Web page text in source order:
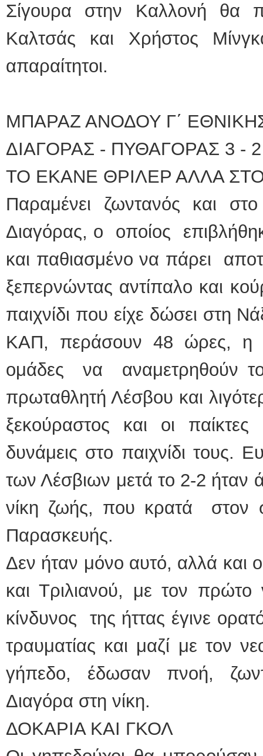
Σίγουρα στην Καλλονή θα
Καλτσάς και Χρήστος
απαραίτητοι.
ΜΠΑΡΑΖ ΑΝΟΔΟΥ Γ΄
ΔΙΑΓΟΡΑΣ - ΠΥΘΑΓΟΡΑΣ 3 -
ΤΟ ΕΚΑΝΕ ΘΡΙΛΕΡ ΑΛΛΑ
Παραμένει ζωντανός και
Διαγόρας, ο οποίος
και παθιασμένο να πάρει
ξεπερνώντας αντίπαλο και
παιχνίδι που είχε δώσει στη
ΚΑΠ, περάσουν 48 ώρες,
ομάδες να αναμετρηθούν
πρωταθλητή Λέσβου και
ξεκούραστος και οι
δυνάμεις στο παιχνίδι
των Λέσβιων μετά το 2-2 ήταν
νίκη ζωής, που κρατά στον
Παρασκευής.
Δεν ήταν μόνο αυτό, αλλά και
και Τριλιανού, με τον πρώτο
κίνδυνος της ήττας έγινε
τραυματίας και μαζί με τον
γήπεδο, έδωσαν πνοή,
Διαγόρα στη νίκη.
ΔΟΚΑΡΙΑ ΚΑΙ ΓΚΟΛ